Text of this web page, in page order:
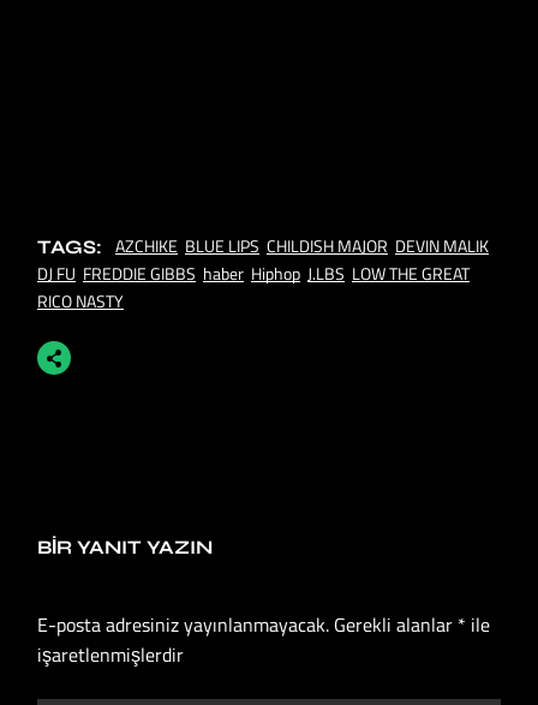
TAGS: AZCHIKE BLUE LIPS CHILDISH MAJOR DEVIN MALIK
DJ FU FREDDIE GIBBS haber Hiphop J.LBS LOW THE GREAT
RICO NASTY
BIR YANIT YAZIN
E-posta adresiniz yayınlanmayacak. Gerekli alanlar * ile
işaretlenmişlerdir